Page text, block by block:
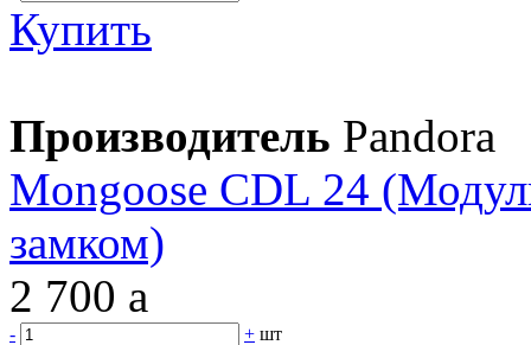
Купить
Производитель Pandora
Mongoose CDL 24
замком)
2 700 a
- + шт